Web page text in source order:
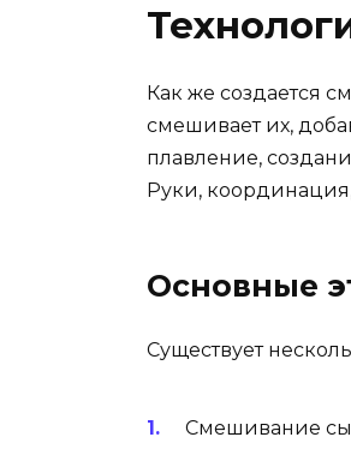
Как же создается
смешивает их,
плавление,
Руки,
Основные
Существует
Смешивание